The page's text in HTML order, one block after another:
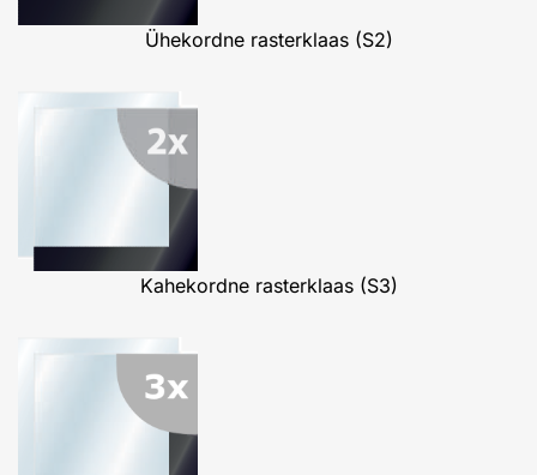
Ühekordne rasterklaas (S2)
Kahekordne rasterklaas (S3)